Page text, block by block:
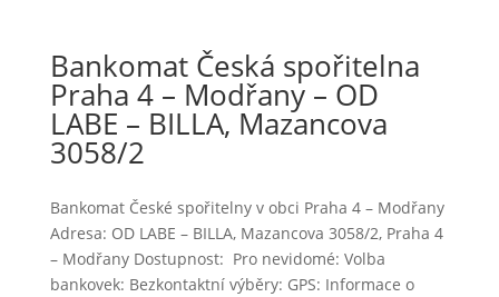
Bankomat Česká spořitelna
Praha 4 – Modřany – OD
LABE – BILLA, Mazancova
3058/2
Bankomat České spořitelny v obci Praha 4 – Modřany
Adresa: OD LABE – BILLA, Mazancova 3058/2, Praha 4
– Modřany Dostupnost: Pro nevidomé: Volba
bankovek: Bezkontaktní výběry: GPS: Informace o